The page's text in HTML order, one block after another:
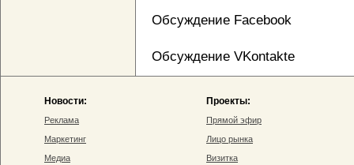
Обсуждение Facebook
Обсуждение VKontakte
Новости:
Реклама
Маркетинг
Медиа
Проекты:
Прямой эфир
Лицо рынка
Визитка